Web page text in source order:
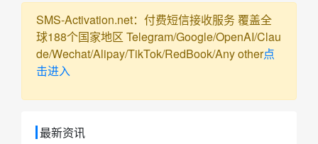
SMS-Activation.net：付费短信接收服务 覆盖全
球188个国家地区 Telegram/Google/OpenAI/Clau
de/Wechat/Alipay/TikTok/RedBook/Any other点
击进入
最新资讯